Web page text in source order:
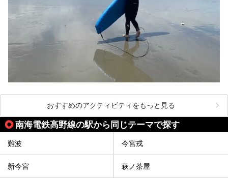
おすすめのアクティビティをもっと見る
南海電鉄高野線の駅から同じテーマで探す
難波 今宮戎
新今宮 萩ノ茶屋